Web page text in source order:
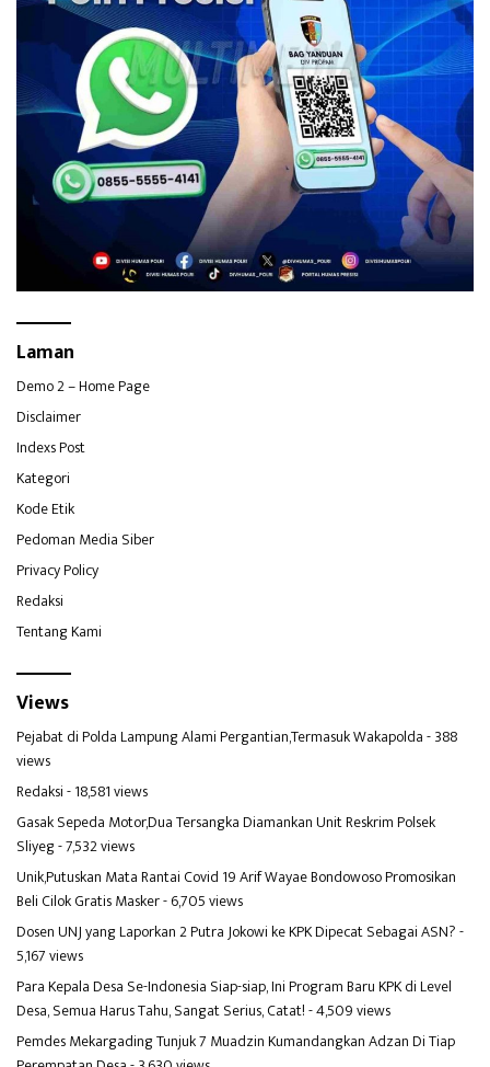
Laman
Demo 2 – Home Page
Disclaimer
Indexs Post
Kategori
Kode Etik
Pedoman Media Siber
Privacy Policy
Redaksi
Tentang Kami
Views
Pejabat di Polda Lampung Alami Pergantian,Termasuk Wakapolda- 388
views
Redaksi- 18,581 views
Gasak Sepeda Motor,Dua Tersangka Diamankan Unit Reskrim Polsek
Sliyeg- 7,532 views
Unik,Putuskan Mata Rantai Covid 19 Arif Wayae Bondowoso Promosikan
Beli Cilok Gratis Masker- 6,705 views
Dosen UNJ yang Laporkan 2 Putra Jokowi ke KPK Dipecat Sebagai ASN?-
5,167 views
Para Kepala Desa Se-Indonesia Siap-siap, Ini Program Baru KPK di Level
Desa, Semua Harus Tahu, Sangat Serius, Catat!- 4,509 views
Pemdes Mekargading Tunjuk 7 Muadzin Kumandangkan Adzan Di Tiap